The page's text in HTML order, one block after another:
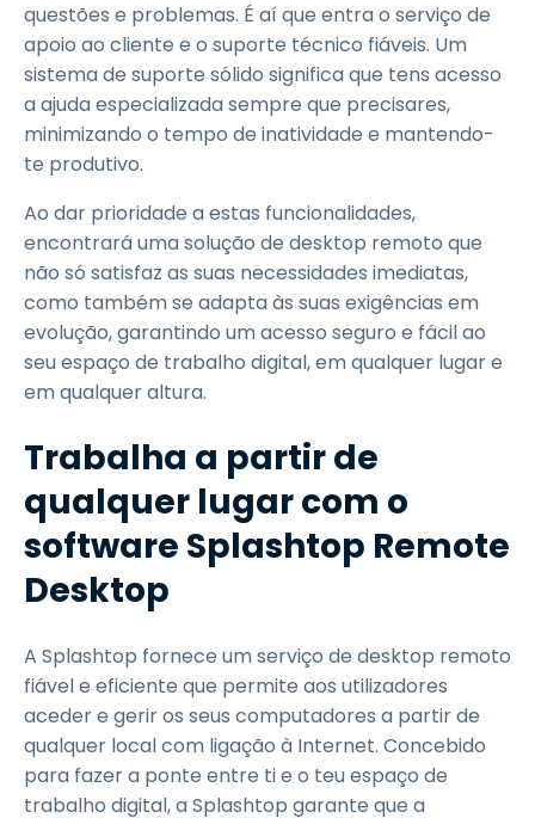
questões e problemas. É aí que entra o serviço de
apoio ao cliente e o suporte técnico fiáveis. Um
sistema de suporte sólido significa que tens acesso
a ajuda especializada sempre que precisares,
minimizando o tempo de inatividade e mantendo-
te produtivo.
Ao dar prioridade a estas funcionalidades,
encontrará uma solução de desktop remoto que
não só satisfaz as suas necessidades imediatas,
como também se adapta às suas exigências em
evolução, garantindo um acesso seguro e fácil ao
seu espaço de trabalho digital, em qualquer lugar e
em qualquer altura.
Trabalha a partir de
qualquer lugar com o
software Splashtop Remote
Desktop
A Splashtop fornece um serviço de desktop remoto
fiável e eficiente que permite aos utilizadores
aceder e gerir os seus computadores a partir de
qualquer local com ligação à Internet. Concebido
para fazer a ponte entre ti e o teu espaço de
trabalho digital, a Splashtop garante que a